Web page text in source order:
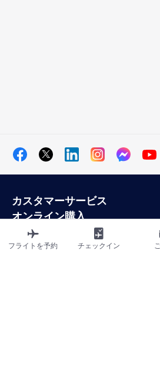
カスタマーサービス
オンライン購入
ロイヤルティプログラムと提
エールフランス航空について
フライトを予約 チェックイン